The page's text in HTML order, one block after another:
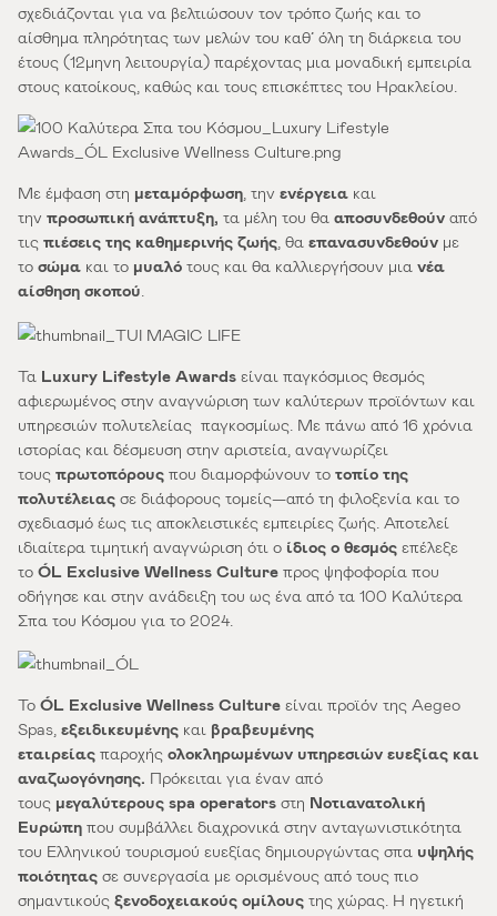
σχεδιάζονται για να βελτιώσουν τον τρόπο ζωής και το
αίσθημα πληρότητας των μελών του καθ’ όλη τη διάρκεια του
έτους (12μηνη λειτουργία) παρέχοντας μια μοναδική εμπειρία
στους κατοίκους, καθώς και τους επισκέπτες του Ηρακλείου.
Με έμφαση στη μεταμόρφωση , την ενέργεια και
την προσωπική ανάπτυξη, τα μέλη του θα αποσυνδεθούν από
τις πιέσεις της καθημερινής ζωής , θα επανασυνδεθούν με
το σώμα και το μυαλό τους και θα καλλιεργήσουν μια νέα
αίσθηση σκοπού
Τα Luxury Lifestyle Awards είναι παγκόσμιος θεσμός
αφιερωμένος στην αναγνώριση των καλύτερων προϊόντων και
υπηρεσιών πολυτελείας παγκοσμίως. Με πάνω από 16 χρόνια
ιστορίας και δέσμευση στην αριστεία, αναγνωρίζει
τους πρωτοπόρους που διαμορφώνουν το τοπίο της
πολυτέλειας σε διάφορους τομείς—από τη φιλοξενία και το
σχεδιασμό έως τις αποκλειστικές εμπειρίες ζωής. Αποτελεί
ιδιαίτερα τιμητική αναγνώριση ότι ο ίδιος ο θεσμός επέλεξε
το ÓL Exclusive Wellness Culture προς ψηφοφορία που
οδήγησε και στην ανάδειξη του ως ένα από τα 100 Καλύτερα
Σπα του Κόσμου για το 2024.
Το ÓL Exclusive Wellness Culture είναι προϊόν της Aegeo
Spas, εξειδικευμένης και βραβευμένης
εταιρείας παροχής ολοκληρωμένων υπηρεσιών ευεξίας και
αναζωογόνησης. Πρόκειται για έναν από
τους μεγαλύτερους spa operators στη Νοτιανατολική
Ευρώπη που συμβάλλει διαχρονικά στην ανταγωνιστικότητα
του Ελληνικού τουρισμού ευεξίας δημιουργώντας σπα υψηλής
ποιότητας σε συνεργασία με ορισμένους από τους πιο
σημαντικούς ξενοδοχειακούς ομίλους της χώρας. Η ηγετική